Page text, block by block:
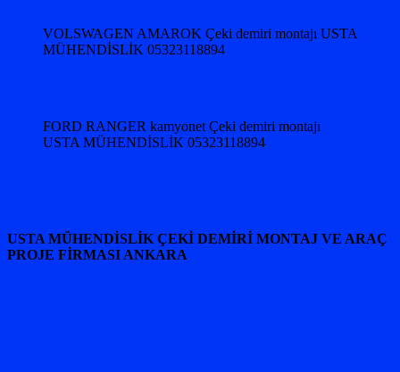
VOLSWAGEN AMAROK Çeki demiri montajı USTA
MÜHENDİSLİK 05323118894
FORD RANGER kamyonet Çeki demiri montajı
USTA MÜHENDİSLİK 05323118894
USTA MÜHENDİSLİK ÇEKİ DEMİRİ MONTAJ VE ARAÇ
PROJE FİRMASI ANKARA